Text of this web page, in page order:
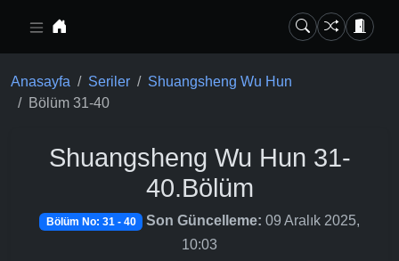
Anasayfa Seriler
Shuangsheng Wu Hun
Bölüm 31-40
Shuangsheng Wu Hun 31-
40.Bölüm
Bölüm No: 31 - 40 Son Güncelleme: 09 Aralık 2025,
10:03